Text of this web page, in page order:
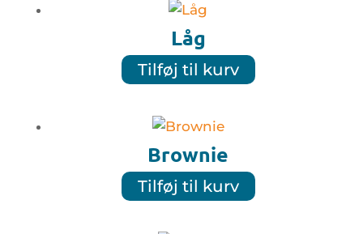
Låg
Tilføj til kurv
Brownie
Tilføj til kurv